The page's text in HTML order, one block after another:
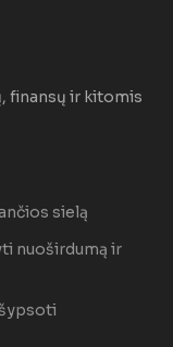
finansų ir kitomis
sielą
nuoširdumą ir